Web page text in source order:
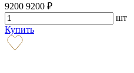
9200 9200 ₽
шт
Купить